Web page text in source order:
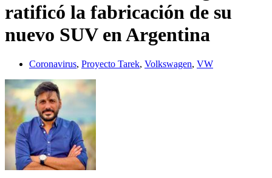
ratificó la fabricación de su
nuevo SUV en Argentina
Coronavirus, Proyecto Tarek, Volkswagen, VW